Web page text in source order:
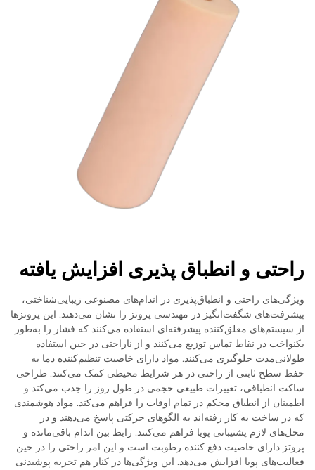
راحتی و انطباق پذیری افزایش یافته
ویژگی‌های راحتی و انطباق‌پذیری در اندام‌های مصنوعی زیبایی‌شناختی،
پیشرفت‌های شگفت‌انگیز در مهندسی پروتز را نشان می‌دهند. این پروتزها
از سیستم‌های معلق‌کننده پیشرفته‌ای استفاده می‌کنند که فشار را به‌طور
یکنواخت در نقاط تماس توزیع می‌کنند و از ناراحتی در حین استفاده
طولانی‌مدت جلوگیری می‌کنند. مواد دارای خاصیت تنظیم‌کننده دما به
حفظ سطح ثابتی از راحتی در هر شرایط محیطی کمک می‌کنند. طراحی
ساکت انطباقی، تغییرات طبیعی حجمی در طول روز را جذب می‌کند و
اطمینان از انطباق محکم در تمام اوقات را فراهم می‌کند. مواد هوشمندی
که در ساخت به کار رفته‌اند به الگوهای حرکتی پاسخ می‌دهند و در
محل‌های لازم پشتیبانی پویا فراهم می‌کنند. رابط بین اندام باقی‌مانده و
پروتز دارای خاصیت دفع کننده رطوبت است و این امر راحتی را در حین
فعالیت‌های پویا افزایش می‌دهد. این ویژگی‌ها در کنار هم تجربه پوشیدنی